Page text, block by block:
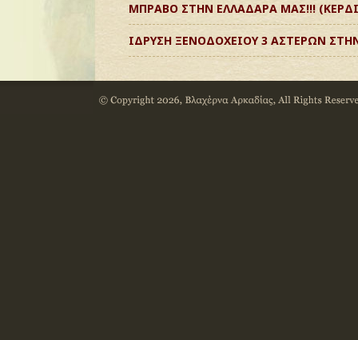
ΜΠΡΑΒΟ ΣΤΗΝ ΕΛΛΑΔΑΡΑ ΜΑΣ!!!
ΙΔΡΥΣΗ ΞΕΝΟΔΟΧΕΙΟΥ 3 ΑΣΤΕΡΩΝ